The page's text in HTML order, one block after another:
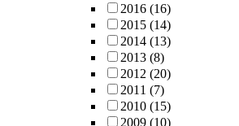
2016 (16)
2015 (14)
2014 (13)
2013 (8)
2012 (20)
2011 (7)
2010 (15)
2009 (10)